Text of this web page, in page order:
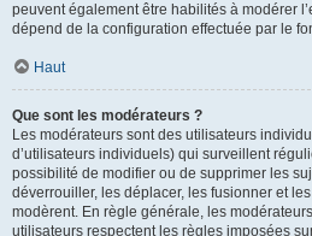
peuvent également être habilités à modérer
dépend de la configuration effectuée par le
Haut
Que sont les modérateurs ?
Les modérateurs sont des utilisateurs
d’utilisateurs individuels) qui surveillent
possibilité de modifier ou de supprimer les
déverrouiller, les déplacer, les fusionner et
modèrent. En règle générale, les
utilisateurs respectent les règles imposées